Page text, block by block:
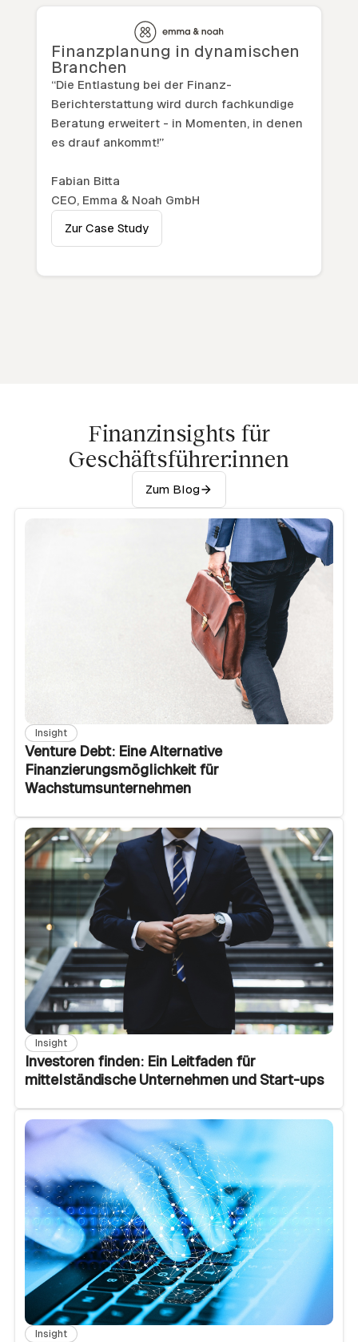
Finanzplanung in dynamischen
Branchen
“Die Entlastung bei der Finanz-
Berichterstattung wird durch fachkundige
Beratung erweitert - in Momenten, in denen
es drauf ankommt!”
Fabian Bitta
CEO, Emma & Noah GmbH
Zur Case Study
Finanzinsights für
Geschäftsführer:innen
Zum Blog
Insight
Venture Debt: Eine Alternative
Finanzierungsmöglichkeit für
Wachstumsunternehmen
Insight
Investoren finden: Ein Leitfaden für
mittelständische Unternehmen und Start-ups
Insight